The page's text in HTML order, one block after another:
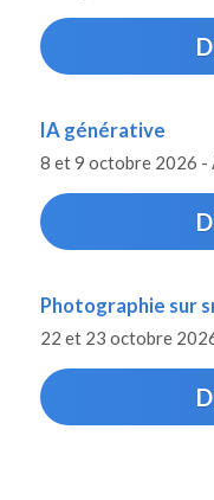
IA générative
8 et 9 octobre 2026 -
Photographie sur
22 et 23 octobre